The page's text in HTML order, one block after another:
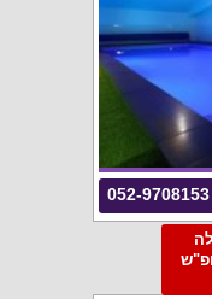
052-9708153
בסופ"ש